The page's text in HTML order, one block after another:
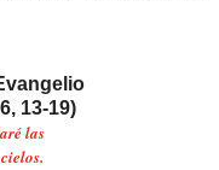
13-19)
las